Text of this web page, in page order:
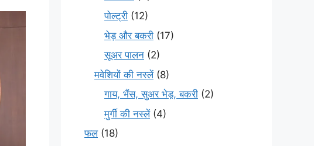
पोल्ट्री (12)
भेड़ और बकरी (17)
सूअर पालन (2)
मवेशियों की नस्लें(8)
गाय, भैंस, सुअर भेड़, बकरी (2)
मुर्गी की नस्लें(4)
फल(18)